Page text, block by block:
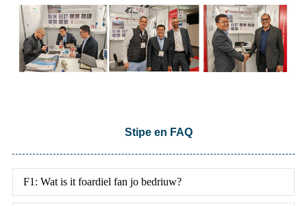
Stipe en FAQ
F1: Wat is it foardiel fan jo bedriuw?